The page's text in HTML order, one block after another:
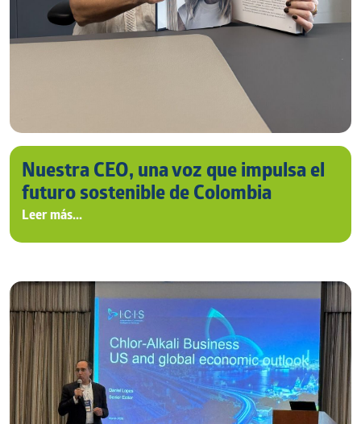
Nuestra CEO, una voz que impulsa el
futuro sostenible de Colombia
Leer más...